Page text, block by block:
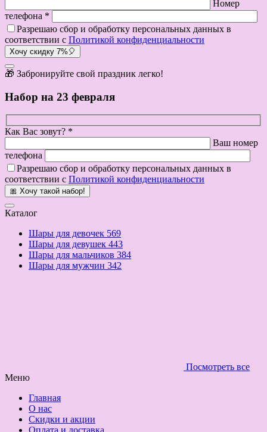
Номер
телефона *
Разрешаю сбор и обработку персональных данных в
соответствии с Политикой конфиденциальности
Хочу скидку 7%🎈
🎁 Забронируйте свой праздник легко!
Набор на 23 февраля
Как Вас зовут? *
Ваш номер
телефона
Разрешаю сбор и обработку персональных данных в
соответствии с Политикой конфиденциальности
🎀 Хочу такой набор!
Каталог
Шары для девочек 569
Шары для девушек 443
Шары для мальчиков 384
Шары для мужчин 342
Посмотреть все
Меню
Главная
О нас
Скидки и акции
Оплата и доставка